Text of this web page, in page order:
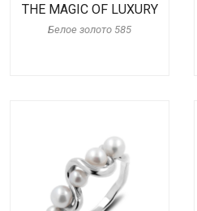
THE MAGIC OF LUXURY
Белое золото 585